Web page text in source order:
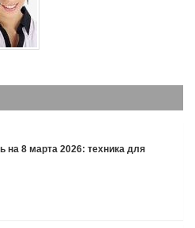
на 8 марта 2026: техника для